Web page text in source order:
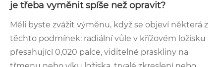
je třeba vyměnit spíše než opravit?
Měli byste zvážit výměnu, když se objeví některá z
těchto podmínek: radiální vůle v křížovém ložisku
přesahující 0,020 palce, viditelné praskliny na